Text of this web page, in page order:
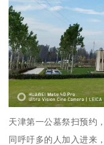
天津第一公墓祭扫预约
同呼吁多的人加入进来